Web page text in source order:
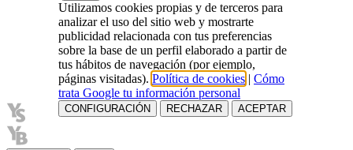
Utilizamos cookies propias y de terceros para
analizar el uso del sitio web y mostrarte
publicidad relacionada con tus preferencias
sobre la base de un perfil elaborado a partir de
tus hábitos de navegación (por ejemplo,
páginas visitadas). Política de cookies | Cómo
trata Google tu información personal
CONFIGURACIÓN RECHAZAR ACEPTAR